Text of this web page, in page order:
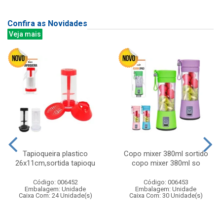
Confira as Novidades
Veja mais
Tapioqueira plastico
26x11cm,sortida tapioqu
Código: 006452
Embalagem: Unidade
Caixa Com: 24 Unidade(s)
Copo mixer 380ml sortido
copo mixer 380ml so
Código: 006453
Embalagem: Unidade
Caixa Com: 30 Unidade(s)